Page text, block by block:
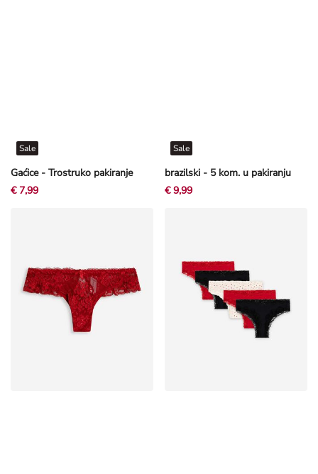
Gaćice - Trostruko pakiranje
Sale
€ 7,99
brazilski - 5 kom. u pakiranju
Sale
€ 9,99